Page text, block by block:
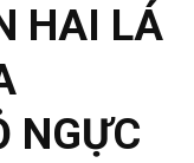
HAI LÁ
NGỰC